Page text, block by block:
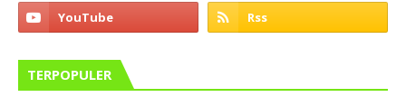
TERPOPULER